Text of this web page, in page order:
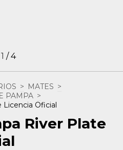
1 /4
> MATES >
PAMPA >
Oficial
River Plate